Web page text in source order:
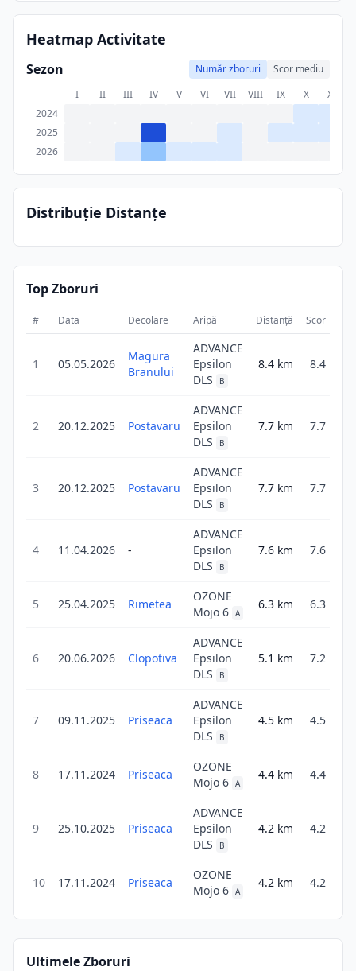
Heatmap Activitate
Sezon Număr zboruri
Scor mediu
I
II III IV V VI VII VIII IX X XI
2024
2025
2026
Distribuție Distanțe
Top Zboruri
# Data Decolare Aripă Distanță Scor
1 05.05.2026
Magura
Branului
ADVANCE
Epsilon
DLS
B
8.4 km 8.4
2 20.12.2025 Postavaru
ADVANCE
Epsilon
DLS
B
7.7 km 7.7
3 20.12.2025 Postavaru
ADVANCE
Epsilon
DLS
B
7.7 km 7.7
4 11.04.2026 -
ADVANCE
Epsilon
DLS
B
7.6 km 7.6
5 25.04.2025 Rimetea
OZONE
Mojo 6 A
6.3 km 6.3
6 20.06.2026 Clopotiva
ADVANCE
Epsilon
DLS
B
5.1 km 7.2
7 09.11.2025 Priseaca
ADVANCE
Epsilon
DLS
B
4.5 km 4.5
8 17.11.2024 Priseaca
OZONE
Mojo 6 A
4.4 km 4.4
9 25.10.2025 Priseaca
ADVANCE
Epsilon
DLS
B
4.2 km 4.2
10 17.11.2024 Priseaca
OZONE
Mojo 6 A
4.2 km 4.2
Ultimele Zboruri